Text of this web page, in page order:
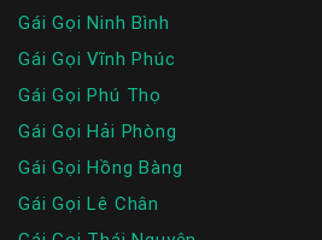
Gái Gọi Ninh Bình
Gái Gọi Vĩnh Phúc
Gái Gọi Phú Thọ
Gái Gọi Hải Phòng
Gái Gọi Hồng Bàng
Gái Gọi Lê Chân